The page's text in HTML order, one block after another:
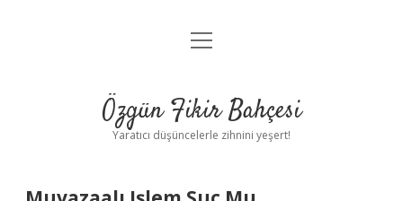
Anasayfa
Yasal Uyarı
menüyü
Özgün Fikir Bahçesi
Yaratıcı düşüncelerle zihnini yeşert!